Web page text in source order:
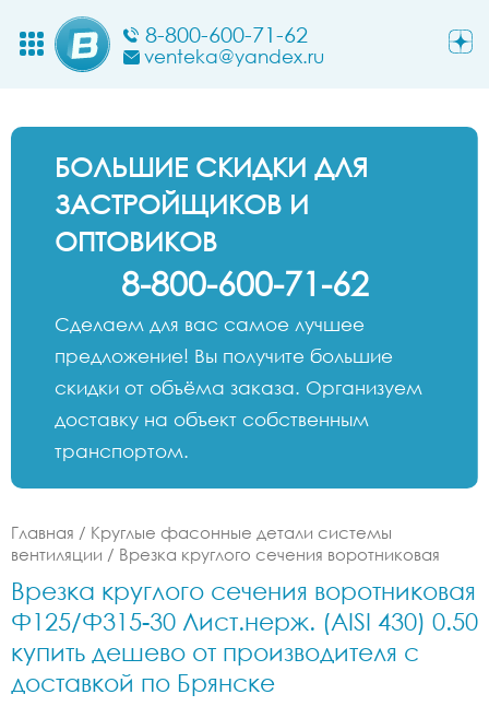
8-800-600-71-62
venteka@yandex.ru
БОЛЬШИЕ СКИДКИ ДЛЯ
ЗАСТРОЙЩИКОВ И
ОПТОВИКОВ
8-800-600-71-62
Сделаем для вас самое лучшее
предложение! Вы получите большие
скидки от объёма заказа. Организуем
доставку на объект собственным
транспортом.
Главная / Круглые фасонные детали системы
вентиляции / Врезка круглого сечения воротниковая
Врезка круглого сечения воротниковая
Ф125/Ф315-30 Лист.нерж. (AISI 430) 0.50
купить дешево от производителя с
доставкой по Брянске